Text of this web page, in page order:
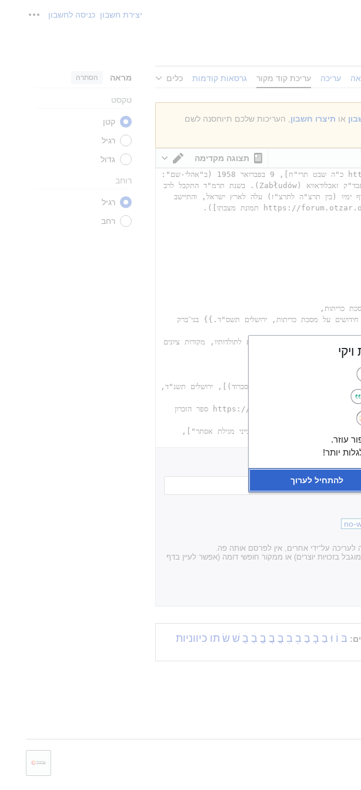
יצירת חשבון כניסה לחשבון כלים
עריכה עריכת קוד מקור גרסאות קודמות כלים מראה הסתרה
טקסט
קטן
רגיל
גדול
רוחב
רגיל
רחב
או תיצרו חשבון , העריכות שלכם תיוחסנה לשם
תצוגה מקדימה
מעבר עורך
לעריכה על־ידי אחרים, אין לפרסם אותה פה.
יוצרים) או ממקור חופשי דומה (אפשר לעיין בדף
בּ וֹ וּ בַ בָ בֶ בֵ בִ בֳ בֲ בֱ בְ בֻ שׁ שׂ תו כיווניות
עוזר.
יותר!
להתחיל לערוך